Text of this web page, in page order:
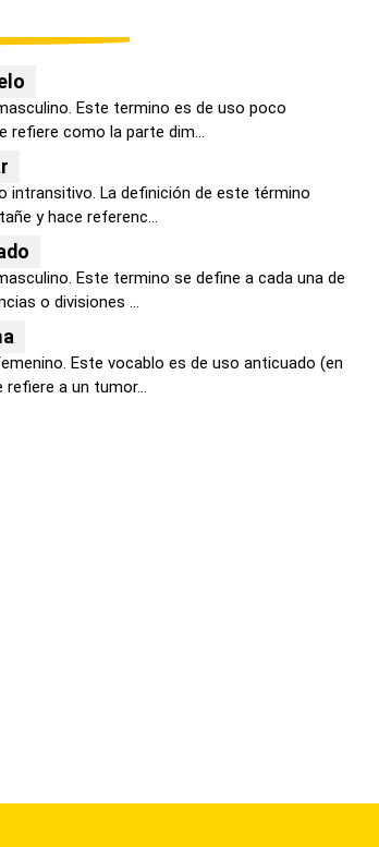
Este termino es de uso poco
refiere como la parte dim...
intransitivo. La definición de este término
y hace referenc...
Este termino se define a cada una de
o divisiones ...
Este vocablo es de uso anticuado (en
refiere a un tumor...